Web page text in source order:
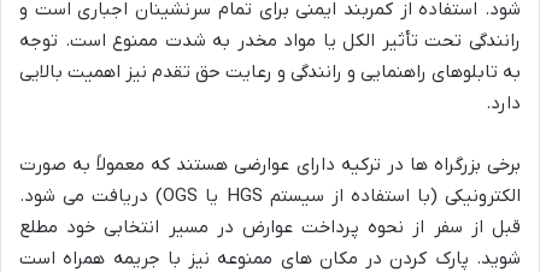
شود. استفاده از کمربند ایمنی برای تمام سرنشینان اجباری است و
رانندگی تحت تأثیر الکل یا مواد مخدر به شدت ممنوع است. توجه
به تابلوهای راهنمایی و رانندگی و رعایت حق تقدم نیز اهمیت بالایی
دارد.
برخی بزرگراه ها در ترکیه دارای عوارضی هستند که معمولاً به صورت
الکترونیکی (با استفاده از سیستم HGS یا OGS) دریافت می شود.
قبل از سفر از نحوه پرداخت عوارض در مسیر انتخابی خود مطلع
شوید. پارک کردن در مکان های ممنوعه نیز با جریمه همراه است